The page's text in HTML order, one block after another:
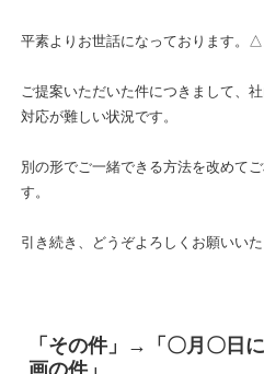
平素よりお世話になっております。
ご提案いただいた件につきまして、
対応が難しい状況です。
別の形でご一緒できる方法を改めて
す。
引き続き、どうぞよろしくお願いいた
「その件」→「〇月〇日
画の件」